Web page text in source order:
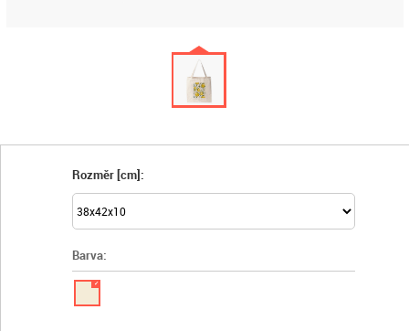
Rozměr [cm]:
Barva:
✓